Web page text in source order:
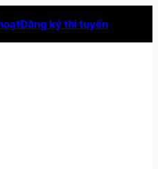
Đăng ký thi tuyển